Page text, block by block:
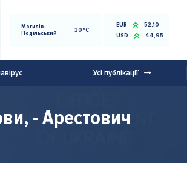
Могилів-
Подільський
30°C
EUR
52,10
USD
44,95
Усі публікації
- Арестович